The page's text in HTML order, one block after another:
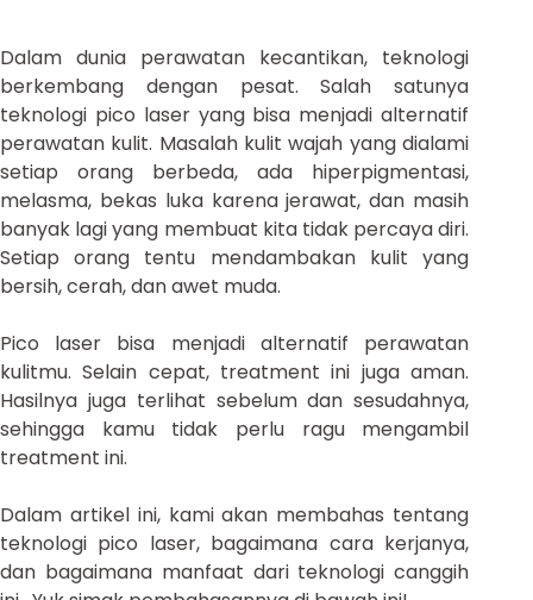
Dalam dunia perawatan kecantikan, teknologi
berkembang dengan pesat. Salah satunya
teknologi pico laser yang bisa menjadi alternatif
perawatan kulit. Masalah kulit wajah yang dialami
setiap orang berbeda, ada hiperpigmentasi,
melasma, bekas luka karena jerawat, dan masih
banyak lagi yang membuat kita tidak percaya diri.
Setiap orang tentu mendambakan kulit yang
bersih, cerah, dan awet muda.
Pico laser bisa menjadi alternatif perawatan
kulitmu. Selain cepat, treatment ini juga aman.
Hasilnya juga terlihat sebelum dan sesudahnya,
sehingga kamu tidak perlu ragu mengambil
treatment ini.
Dalam artikel ini, kami akan membahas tentang
teknologi pico laser, bagaimana cara kerjanya,
dan bagaimana manfaat dari teknologi canggih